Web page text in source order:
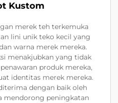
Kustom
merek teh terkemuka
lini unik teko kecil yang
warna merek mereka.
menakjubkan yang tidak
produk mereka,
identitas merek mereka.
dengan baik oleh
mendorong peningkatan